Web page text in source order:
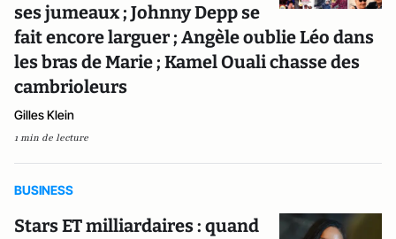
ses jumeaux ; Johnny Depp se
fait encore larguer ; Angèle oublie Léo dans
les bras de Marie ; Kamel Ouali chasse des
cambrioleurs
Gilles Klein
1 min de lecture
BUSINESS
Stars ET milliardaires : quand